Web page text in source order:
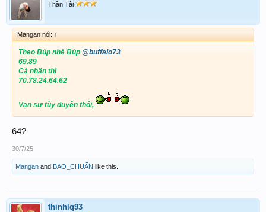
Thần Tài
Mangan nói: ↑
Theo Búp nhé Búp @buffalo73
69.89
Cá nhân thì
70.78.24.64.62
Vạn sự tùy duyên thôi,
64?
30/7/25
Mangan and BAO_CHUẨN like this.
thinhlq93